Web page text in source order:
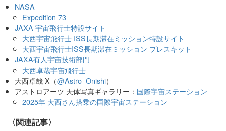
NASA
Expedition 73
JAXA 宇宙飛行士特設サイト
大西宇宙飛行士 ISS長期滞在ミッション特設サイト
大西宇宙飛行士ISS長期滞在ミッション プレスキット
JAXA有人宇宙技術部門
大西卓哉宇宙飛行士
大西卓哉 X（@Astro_Onishi）
アストロアーツ 天体写真ギャラリー： 国際宇宙ステーション
2025年 大西さん搭乗の国際宇宙ステーション
関連記事